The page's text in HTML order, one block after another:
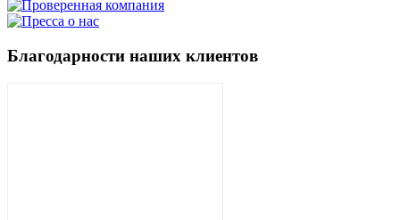
Благодарности наших клиентов